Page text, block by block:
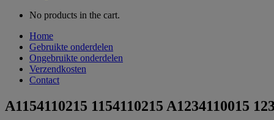
No products in the cart.
Home
Gebruikte onderdelen
Ongebruikte onderdelen
Verzendkosten
Contact
A1154110215 1154110215 A1234110015